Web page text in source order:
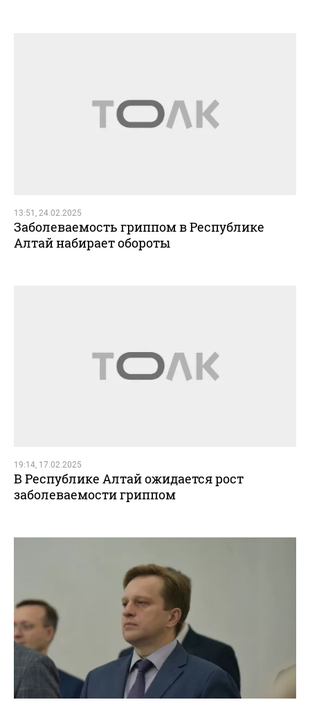
13:51, 24.02.2025
Заболеваемость гриппом в Республике
Алтай набирает обороты
19:14, 17.02.2025
В Республике Алтай ожидается рост
заболеваемости гриппом